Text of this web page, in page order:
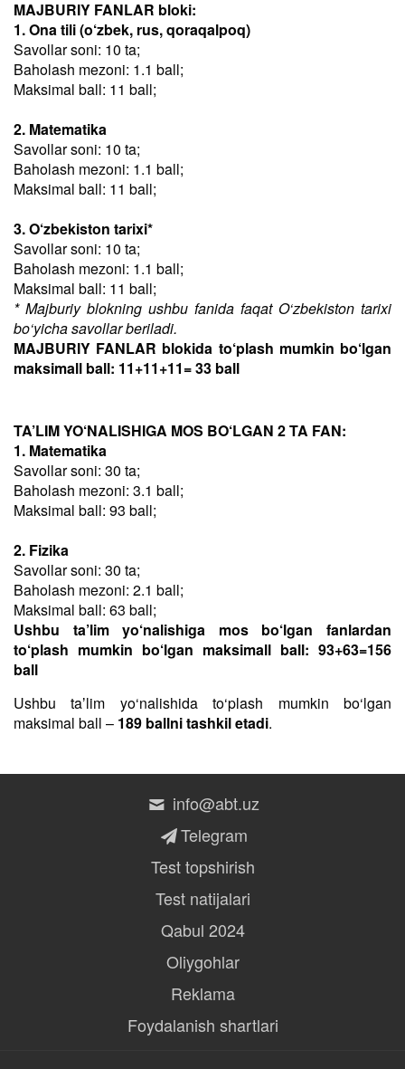
MAJBURIY FANLAR bloki:
1. Ona tili (o‘zbek, rus, qoraqalpoq)
Savollar soni: 10 ta;
Baholash mezoni: 1.1 ball;
Maksimal ball: 11 ball;
2. Matematika
Savollar soni: 10 ta;
Baholash mezoni: 1.1 ball;
Maksimal ball: 11 ball;
3. O‘zbekiston tarixi*
Savollar soni: 10 ta;
Baholash mezoni: 1.1 ball;
Maksimal ball: 11 ball;
* Majburiy blokning ushbu fanida faqat O‘zbekiston tarixi
bo‘yicha savollar beriladi.
MAJBURIY FANLAR blokida to‘plash mumkin bo‘lgan
maksimall ball: 11+11+11= 33 ball
TA’LIM YO‘NALISHIGA MOS BO‘LGAN 2 TA FAN:
1. Matematika
Savollar soni: 30 ta;
Baholash mezoni: 3.1 ball;
Maksimal ball: 93 ball;
2. Fizika
Savollar soni: 30 ta;
Baholash mezoni: 2.1 ball;
Maksimal ball: 63 ball;
Ushbu ta’lim yo‘nalishiga mos bo‘lgan fanlardan
to‘plash mumkin bo‘lgan maksimall ball: 93+63=156
ball
Ushbu taʼlim yo‘nalishida to‘plash mumkin bo‘lgan
maksimal ball – 189 ballni tashkil etadi.
info@abt.uz
Telegram
Test topshirish
Test natijalari
Qabul 2024
Oliygohlar
Reklama
Foydalanish shartlari